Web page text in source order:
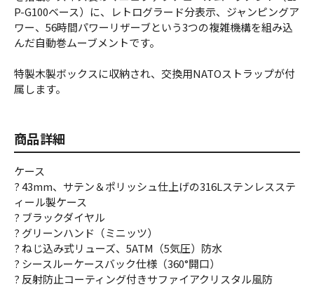
P-G100ベース）に、レトログラード分表示、ジャンピングア
ワー、56時間パワーリザーブという3つの複雑機構を組み込
んだ自動巻ムーブメントです。
特製木製ボックスに収納され、交換用NATOストラップが付
属します。
商品詳細
ケース
? 43mm、サテン＆ポリッシュ仕上げの316Lステンレスステ
ィール製ケース
? ブラックダイヤル
? グリーンハンド（ミニッツ）
? ねじ込み式リューズ、5ATM（5気圧）防水
? シースルーケースバック仕様（360°開口）
? 反射防止コーティング付きサファイアクリスタル風防